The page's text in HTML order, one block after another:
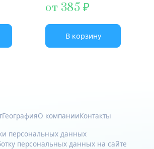
от 385
В корзину
ГеографияО компанииКонтакты
персональных данных
персональных данных на сайте